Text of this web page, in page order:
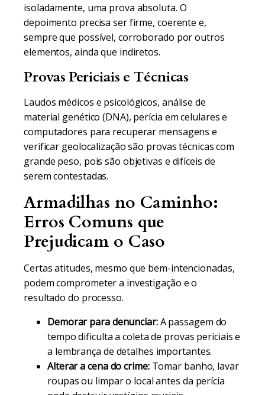
isoladamente, uma prova absoluta. O
depoimento precisa ser firme, coerente e,
sempre que possível, corroborado por outros
elementos, ainda que indiretos.
Provas Periciais e Técnicas
Laudos médicos e psicológicos, análise de
material genético (DNA), perícia em celulares e
computadores para recuperar mensagens e
verificar geolocalização são provas técnicas com
grande peso, pois são objetivas e difíceis de
serem contestadas.
Armadilhas no Caminho:
Erros Comuns que
Prejudicam o Caso
Certas atitudes, mesmo que bem-intencionadas,
podem comprometer a investigação e o
resultado do processo.
Demorar para denunciar:A passagem do
tempo dificulta a coleta de provas periciais e
a lembrança de detalhes importantes.
Alterar a cena do crime:Tomar banho, lavar
roupas ou limpar o local antes da perícia